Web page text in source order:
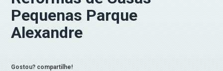
Pequenas Parque
Alexandre
Gostou? compartilhe!